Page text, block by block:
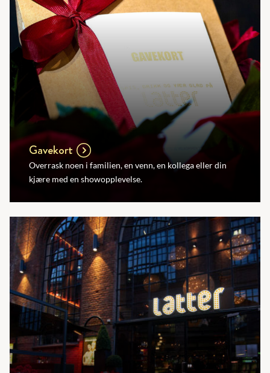
Gavekort
Overrask noen i familien, en venn, en kollega eller din
kjære med en showopplevelse.